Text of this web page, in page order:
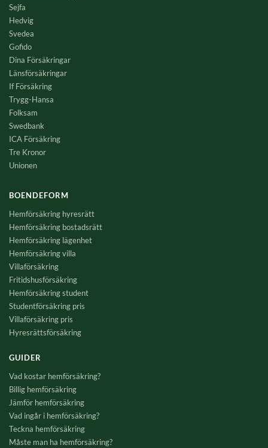
Sejfa
Hedvig
Svedea
Gofido
Dina Försäkringar
Länsförsäkringar
If Försäkring
Trygg-Hansa
Folksam
Swedbank
ICA Försäkring
Tre Kronor
Unionen
BOENDEFORM
Hemförsäkring hyresrätt
Hemförsäkring bostadsrätt
Hemförsäkring lägenhet
Hemförsäkring villa
Villaförsäkring
Fritidshusförsäkring
Hemförsäkring student
Studentförsäkring pris
Villaförsäkring pris
Hyresrättsförsäkring
GUIDER
Vad kostar hemförsäkring?
Billig hemförsäkring
Jämför hemförsäkring
Vad ingår i hemförsäkring?
Teckna hemförsäkring
Måste man ha hemförsäkring?